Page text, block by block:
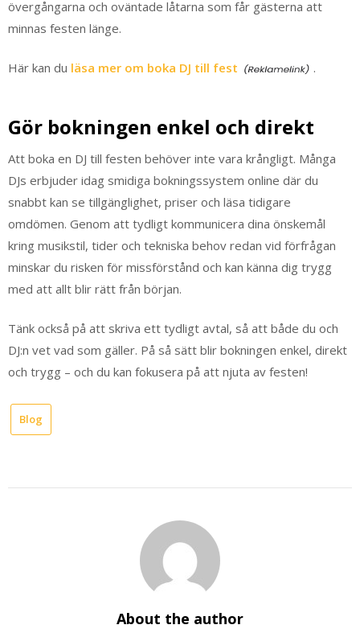
övergångarna och oväntade låtarna som får gästerna att
minnas festen länge.
Här kan du läsa mer om boka DJ till fest .
Gör bokningen enkel och direkt
Att boka en DJ till festen behöver inte vara krångligt. Många
DJs erbjuder idag smidiga bokningssystem online där du
snabbt kan se tillgänglighet, priser och läsa tidigare
omdömen. Genom att tydligt kommunicera dina önskemål
kring musikstil, tider och tekniska behov redan vid förfrågan
minskar du risken för missförstånd och kan känna dig trygg
med att allt blir rätt från början.
Tänk också på att skriva ett tydligt avtal, så att både du och
DJ:n vet vad som gäller. På så sätt blir bokningen enkel, direkt
och trygg – och du kan fokusera på att njuta av festen!
Blog
About the author